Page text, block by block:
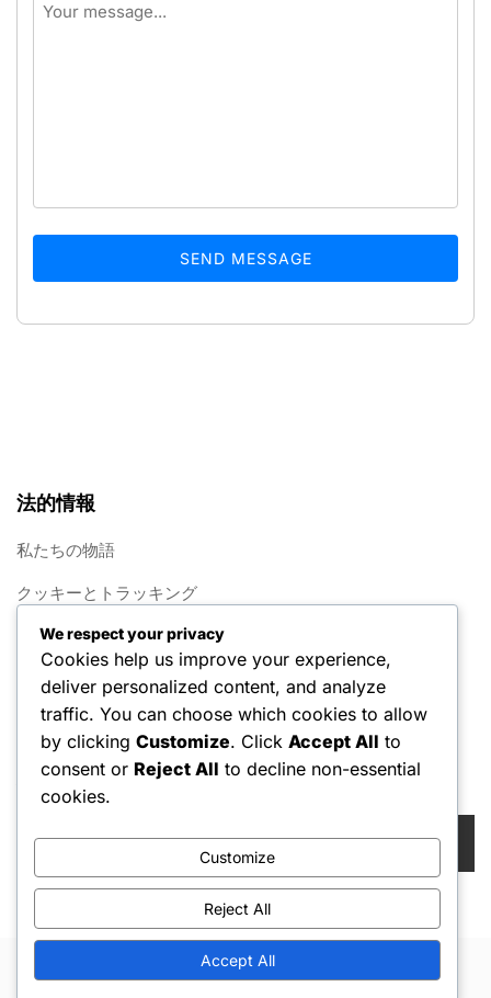
SEND MESSAGE
法的情報
私たちの物語
クッキーとトラッキング
連絡先
プライバシーポリシー
利用規約
検索
Copyright © 2026 Hello Shoppable. Powered byWordPress
We respect your privacy
Cookies help us improve your experience,
deliver personalized content, and analyze
traffic. You can choose which cookies to allow
by clicking Customize. Click Accept All to
consent or Reject All to decline non-essential
cookies.
Customize
Reject All
Accept All